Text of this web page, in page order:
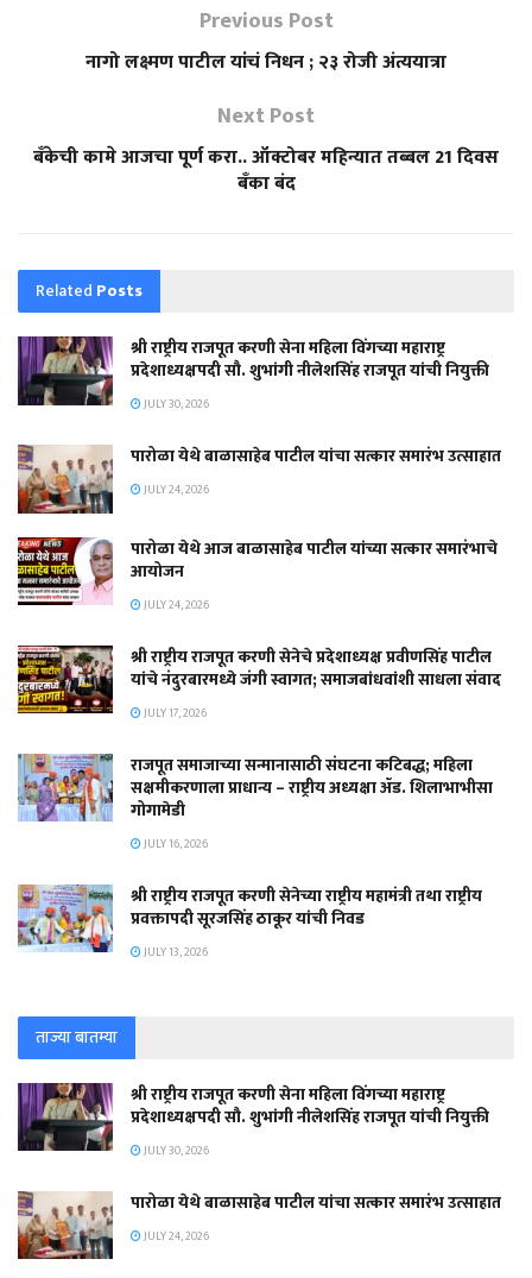
Previous Post
नागो लक्ष्मण पाटील यांचं निधन ; २३ रोजी अंत्ययात्रा
Next Post
बँकेची कामे आजचा पूर्ण करा.. ऑक्टोबर महिन्यात तब्बल 21 दिवस
बँका बंद
Related Posts
श्री राष्ट्रीय राजपूत करणी सेना महिला विंगच्या महाराष्ट्र
प्रदेशाध्यक्षपदी सौ. शुभांगी नीलेशसिंह राजपूत यांची नियुक्ती
JULY 30, 2026
पारोळा येथे बाळासाहेब पाटील यांचा सत्कार समारंभ उत्साहात
JULY 24, 2026
पारोळा येथे आज बाळासाहेब पाटील यांच्या सत्कार समारंभाचे
आयोजन
JULY 24, 2026
श्री राष्ट्रीय राजपूत करणी सेनेचे प्रदेशाध्यक्ष प्रवीणसिंह पाटील
यांचे नंदुरबारमध्ये जंगी स्वागत; समाजबांधवांशी साधला संवाद
JULY 17, 2026
राजपूत समाजाच्या सन्मानासाठी संघटना कटिबद्ध; महिला
सक्षमीकरणाला प्राधान्य – राष्ट्रीय अध्यक्षा ॲड. शिलाभाभीसा
गोगामेडी
JULY 16, 2026
श्री राष्ट्रीय राजपूत करणी सेनेच्या राष्ट्रीय महामंत्री तथा राष्ट्रीय
प्रवक्तापदी सूरजसिंह ठाकूर यांची निवड
JULY 13, 2026
ताज्या बातम्या
श्री राष्ट्रीय राजपूत करणी सेना महिला विंगच्या महाराष्ट्र
प्रदेशाध्यक्षपदी सौ. शुभांगी नीलेशसिंह राजपूत यांची नियुक्ती
JULY 30, 2026
पारोळा येथे बाळासाहेब पाटील यांचा सत्कार समारंभ उत्साहात
JULY 24, 2026